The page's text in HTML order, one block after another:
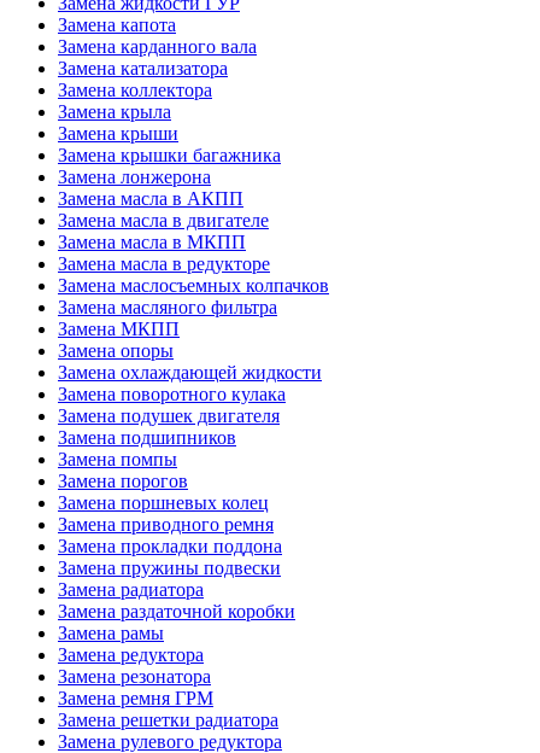
Замена капота
Замена карданного вала
Замена катализатора
Замена коллектора
Замена крыла
Замена крыши
Замена крышки багажника
Замена лонжерона
Замена масла в АКПП
Замена масла в двигателе
Замена масла в МКПП
Замена масла в редукторе
Замена маслосъемных колпачков
Замена масляного фильтра
Замена МКПП
Замена опоры
Замена охлаждающей жидкости
Замена поворотного кулака
Замена подушек двигателя
Замена подшипников
Замена помпы
Замена порогов
Замена поршневых колец
Замена приводного ремня
Замена прокладки поддона
Замена пружины подвески
Замена радиатора
Замена раздаточной коробки
Замена рамы
Замена редуктора
Замена резонатора
Замена ремня ГРМ
Замена решетки радиатора
Замена рулевого редуктора